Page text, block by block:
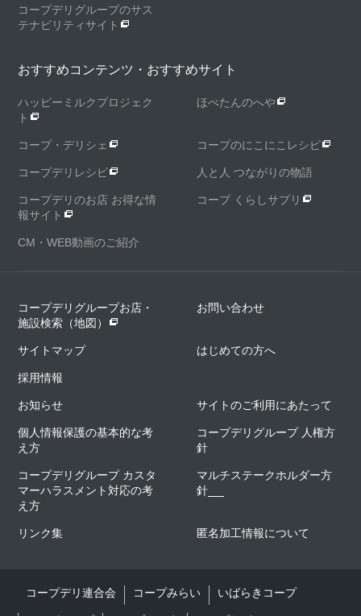
コープデリグループのサス
テナビリティサイト
おすすめコンテンツ・おすすめサイト
ハッピーミルクプロジェク
ト
ほぺたんのへや
コープ・デリシェ コープのにこにこレシピ
コープデリレシピ 人と人 つながりの物語
コープデリのお店 お得な情
報サイト
コープ くらしサプリ
CM・WEB動画のご紹介
コープデリグループお店・
施設検索（地図）
お問い合わせ
サイトマップ はじめての方へ
採用情報
お知らせ サイトのご利用にあたって
個人情報保護の基本的な考
え方
コープデリグループ 人権方
針
コープデリグループ カスタ
マーハラスメント対応の考
え方
マルチステークホルダー方
針
リンク集 匿名加工情報について
コープデリ連合会 コープみらい いばらきコープ